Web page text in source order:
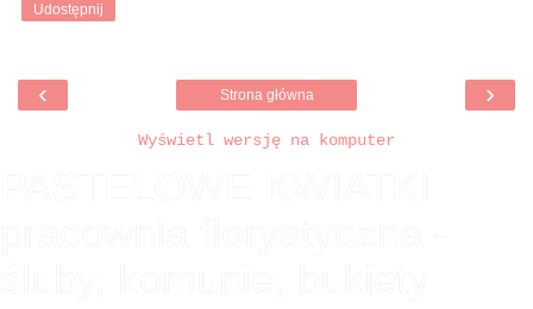
Udostępnij
‹ ›
Strona główna
Wyświetl wersję na komputer